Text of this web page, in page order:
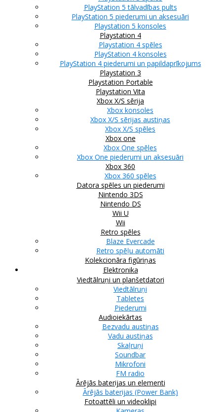
PlayStation 5 tālvadības pults
PlayStation 5 piederumi un aksesuāri
Playstation 5 konsoles
Playstation 4
Playstation 4 spēles
PlayStation 4 konsoles
PlayStation 4 piederumi un papildaprīkojums
Playstation 3
Playstation Portable
Playstation Vita
Xbox X/S sērija
Xbox konsoles
Xbox X/S sērijas austiņas
Xbox X/S spēles
Xbox one
Xbox One spēles
Xbox One piederumi un aksesuāri
Xbox 360
Xbox 360 spēles
Datora spēles un piederumi
Nintendo 3DS
Nintendo DS
Wii U
Wii
Retro spēles
Blaze Evercade
Retro spēļu automāti
Kolekcionāra figūriņas
Elektronika
Viedtālruņi un planšetdatori
Viedtālruņi
Tabletes
Piederumi
Audioiekārtas
Bezvadu austiņas
Vadu austiņas
Skaļruņi
Soundbar
Mikrofoni
FM radio
Ārējās baterijas un elementi
Ārējās baterijas (Power Bank)
Fotoattēli un videoklipi